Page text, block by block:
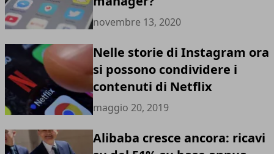
novembre 13, 2020
Nelle storie di Instagram ora
si possono condividere i
contenuti di Netflix
maggio 20, 2019
Alibaba cresce ancora: ricavi